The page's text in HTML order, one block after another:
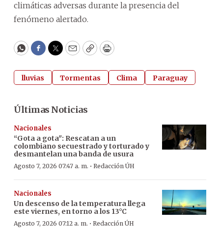
climáticas adversas durante la presencia del
fenómeno alertado.
WhatsApp
Facebook
Twitter
EmailCopyPrint
lluvias Tormentas Clima Paraguay
Últimas Noticias
Nacionales
“Gota a gota": Rescatan a un
colombiano secuestrado y torturado y
desmantelan una banda de usura
Agosto 7, 2026 07:47 a. m. · Redacción ÚH
Nacionales
Un descenso de la temperatura llega
este viernes, en torno a los 13°C
Agosto 7, 2026 07:12 a. m. · Redacción ÚH